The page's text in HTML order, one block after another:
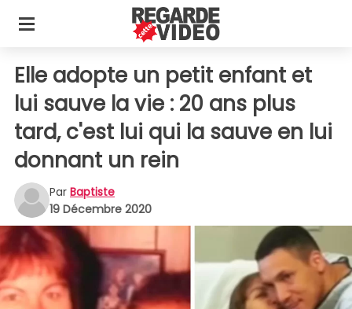
Elle adopte un petit enfant et
lui sauve la vie : 20 ans plus
tard, c'est lui qui la sauve en lui
donnant un rein
Par Baptiste
19 Décembre 2020